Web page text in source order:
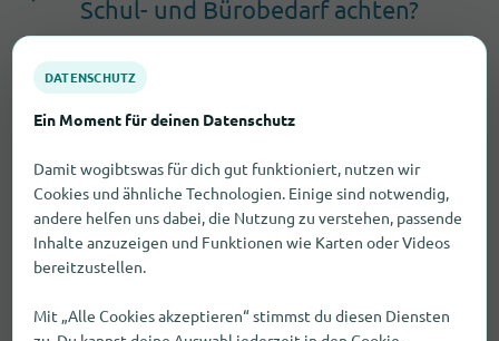
Schul- und Bürobedarf achten?
DATENSCHUTZ
Ein Moment für deinen Datenschutz
Damit wogibtswas für dich gut funktioniert, nutzen wir
Cookies und ähnliche Technologien. Einige sind notwendig,
andere helfen uns dabei, die Nutzung zu verstehen, passende
Inhalte anzuzeigen und Funktionen wie Karten oder Videos
bereitzustellen.
Mit „Alle Cookies akzeptieren“ stimmst du diesen Diensten